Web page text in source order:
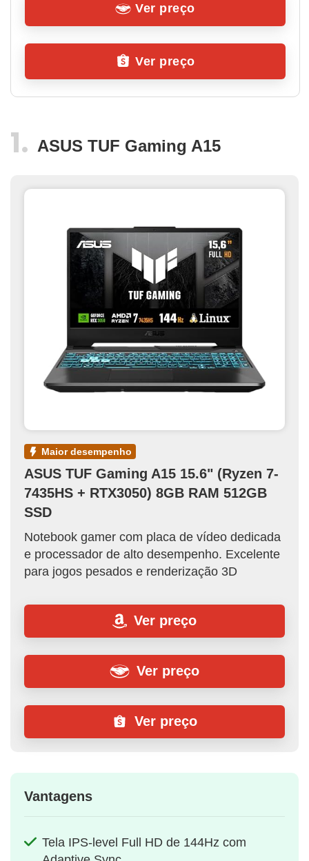
Ver preço
Ver preço
ASUS TUF Gaming A15
maior desempenho
ASUS TUF Gaming A15 15.6" (Ryzen 7-
7435HS + RTX3050) 8GB RAM 512GB
SSD
Notebook gamer com placa de vídeo dedicada
e processador de alto desempenho. Excelente
para jogos pesados e renderização 3D
Ver preço
Ver preço
Ver preço
Vantagens
Tela IPS-level Full HD de 144Hz com